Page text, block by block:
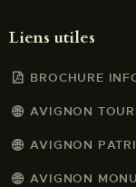
Liens utiles
BROCHURE
AVIGNON
AVIGNON
AVIGNON